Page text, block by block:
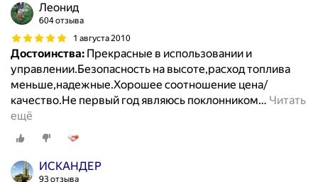
Леонид
604 отзыва
1 августа 2010
Достоинства: Прекрасные в использовании и
управлении.Безопасность на высоте,расход топлива
меньше,надежные.Хорошее соотношение цена/
качество.Не первый год являюсь поклонником… Читать
ещё
ИСКАНДЕР
93 отзыва